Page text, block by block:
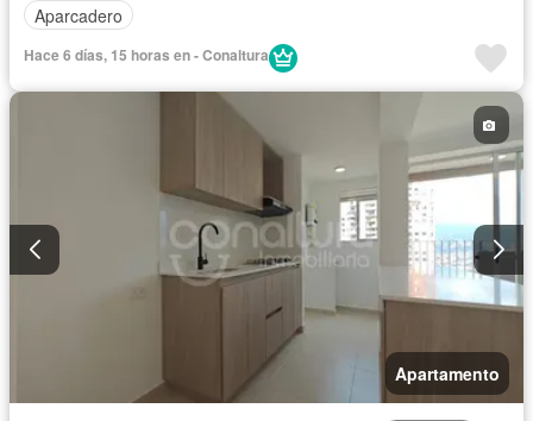
Aparcadero
Hace 6 días, 15 horas en - Conaltura
Apartamento